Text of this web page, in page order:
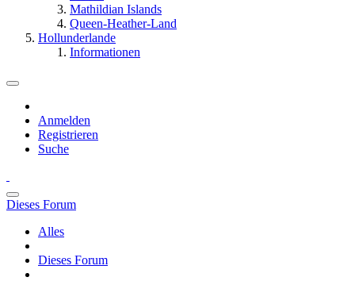
Mathildian Islands
Queen-Heather-Land
Hollunderlande
Informationen
Anmelden
Registrieren
Suche
Dieses Forum
Alles
Dieses Forum